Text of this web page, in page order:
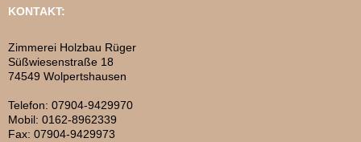
KONTAKT:
Zimmerei Holzbau Rüger
Süßwiesenstraße 18
74549 Wolpertshausen
Telefon: 07904-9429970
Mobil: 0162-8962339
Fax: 07904-9429973